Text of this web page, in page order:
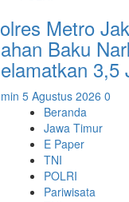
Metro
Baku
3,5
5 Agustus 2026 0
Beranda
Jawa Timur
E Paper
TNI
POLRI
Pariwisata